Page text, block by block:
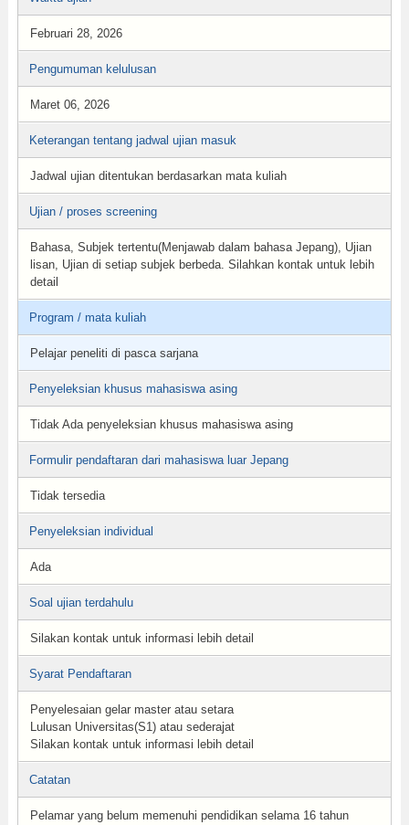
Februari 28, 2026
Pengumuman kelulusan
Maret 06, 2026
Keterangan tentang jadwal ujian masuk
Jadwal ujian ditentukan berdasarkan mata kuliah
Ujian / proses screening
Bahasa, Subjek tertentu(Menjawab dalam bahasa Jepang), Ujian
lisan, Ujian di setiap subjek berbeda. Silahkan kontak untuk lebih
detail
Program / mata kuliah
Pelajar peneliti di pasca sarjana
Penyeleksian khusus mahasiswa asing
Tidak Ada penyeleksian khusus mahasiswa asing
Formulir pendaftaran dari mahasiswa luar Jepang
Tidak tersedia
Penyeleksian individual
Ada
Soal ujian terdahulu
Silakan kontak untuk informasi lebih detail
Syarat Pendaftaran
Penyelesaian gelar master atau setara
Lulusan Universitas(S1) atau sederajat
Silakan kontak untuk informasi lebih detail
Catatan
Pelamar yang belum memenuhi pendidikan selama 16 tahun